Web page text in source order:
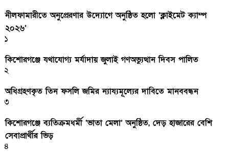
নীলফামারীতে অনুপ্রেরণার উদ্যোগে অনুষ্ঠিত হলো ‘ক্লাইমেট ক্যাম্প
২০২৬’
১
কিশোরগঞ্জে যথাযোগ্য মর্যাদায় জুলাই গণঅভ্যুত্থান দিবস পালিত
২
অধিগ্রহণকৃত তিন ফসলি জমির ন্যায্যমূল্যের দাবিতে মানববন্ধন
৩
কিশোরগঞ্জে ব্যতিক্রমধর্মী ‘ভাতা মেলা’ অনুষ্ঠিত, দেড় হাজারের বেশি
সেবাপ্রার্থীর ভিড়
৪